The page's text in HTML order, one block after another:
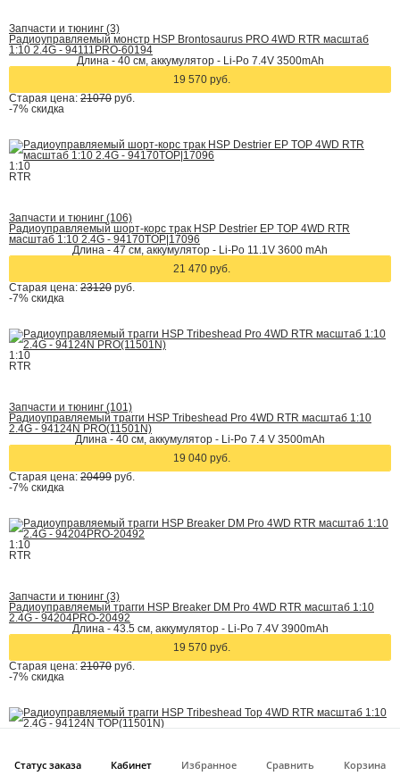
Статус заказа Кабинет Избранное Сравнить Корзина
Запчасти и тюнинг (3)
Радиоуправляемый монстр HSP Brontosaurus PRO 4WD RTR масштаб
1:10 2.4G - 94111PRO-60194
Длина - 40 cм, аккумулятор - Li-Po 7.4V 3500mAh
19 570 руб.
Старая цена: 21070 руб.
-7% скидка
1:10
RTR
Запчасти и тюнинг (106)
Радиоуправляемый шорт-корс трак HSP Destrier EP TOP 4WD RTR
масштаб 1:10 2.4G - 94170TOP|17096
Длина - 47 см, аккумулятор - Li-Po 11.1V 3600 mAh
21 470 руб.
Старая цена: 23120 руб.
-7% скидка
1:10
RTR
Запчасти и тюнинг (101)
Радиоуправляемый трагги HSP Tribeshead Pro 4WD RTR масштаб 1:10
2.4G - 94124N PRO(11501N)
Длина - 40 см, аккумулятор - Li-Po 7.4 V 3500mAh
19 040 руб.
Старая цена: 20499 руб.
-7% скидка
1:10
RTR
Запчасти и тюнинг (3)
Радиоуправляемый трагги HSP Breaker DM Pro 4WD RTR масштаб 1:10
2.4G - 94204PRO-20492
Длина - 43.5 см, аккумулятор - Li-Po 7.4V 3900mAh
19 570 руб.
Старая цена: 21070 руб.
-7% скидка